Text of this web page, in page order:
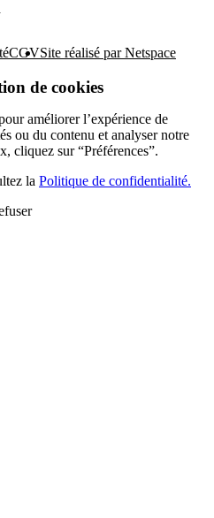
CGVSite réalisé par Netspace
de cookies
améliorer l’expérience de
ou du contenu et analyser notre
cliquez sur “Préférences”.
la Politique de confidentialité.